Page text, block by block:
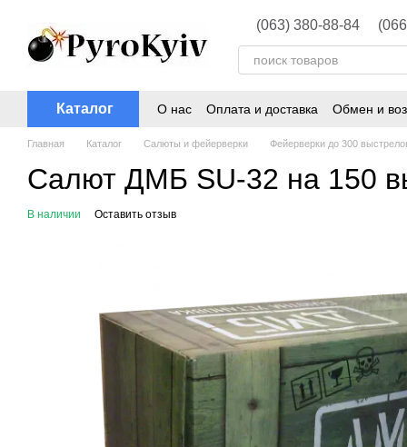
(063) 380-88-84
Каталог О нас Оплата и доставка Обмен и
Главная Каталог Салюты и фейерверки Фейерверки до 300
Салют ДМБ SU-32 на 150
В наличии Оставить отзыв